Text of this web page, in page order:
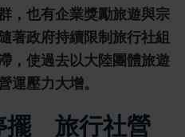
，也有企業獎勵旅遊與宗
著政府持續限制旅行社組
，使過去以大陸團體旅遊
運壓力大增。
擺 旅行社營